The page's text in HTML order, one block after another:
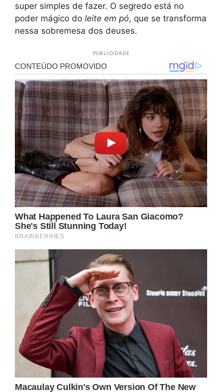
super simples de fazer. O segredo está no
poder mágico do leite em pó, que se transforma
nessa sobremesa dos deuses.
PUBLICIDADE